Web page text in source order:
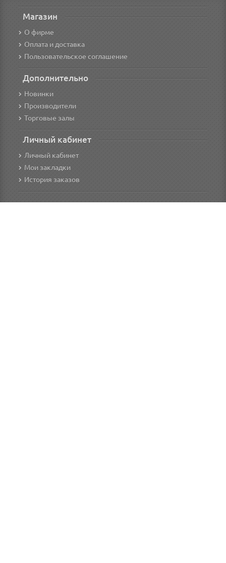
Магазин
О фирме
Оплата и доставка
Пользовательское соглашение
Дополнительно
Новинки
Производители
Торговые залы
Личный кабинет
Личный кабинет
Мои закладки
История заказов